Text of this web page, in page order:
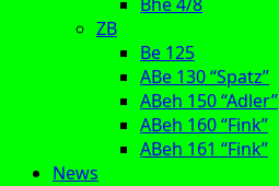
ZB
Be 125
ABe 130 “Spatz”
ABeh 150 “Adler”
ABeh 160 “Fink”
ABeh 161 “Fink”
News